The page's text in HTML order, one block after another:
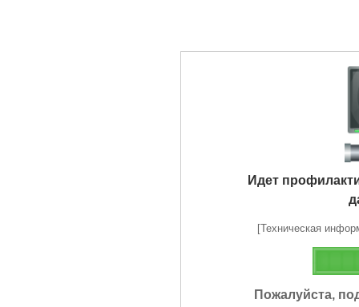
Идет
[Техническая
Пожалуйста,